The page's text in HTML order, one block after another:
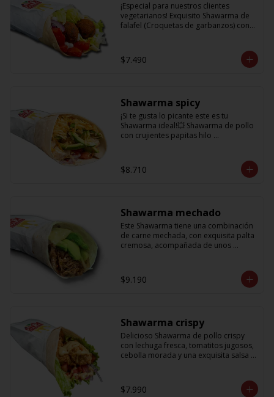
¡Especial para nuestros clientes
vegetarianos! Exquisito Shawarma de
falafel (Croquetas de garbanzos) con
en base a lactonesa
$7.490
Shawarma spicy
¡Si te gusta lo picante este es tu
Shawarma ideal!💥 Shawarma de pollo
con crujientes papitas hilo
(picante)
$8.710
Shawarma mechado
Este Shawarma tiene una combinación
de carne mechada, con exquisita palta
cremosa, acompañada de unos
salsa imperdible de cilantro! Sabores
que te harán subir al cielo y bajar por
$9.190
Shawarma crispy
Delicioso Shawarma de pollo crispy
con lechuga fresca, tomatitos jugosos,
cebolla morada y una exquisita salsa
$7.990